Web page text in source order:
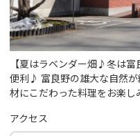
【夏はラベンダー畑♪冬は
便利♪ 富良野の雄大な自然
材にこだわった料理をお楽し
アクセス